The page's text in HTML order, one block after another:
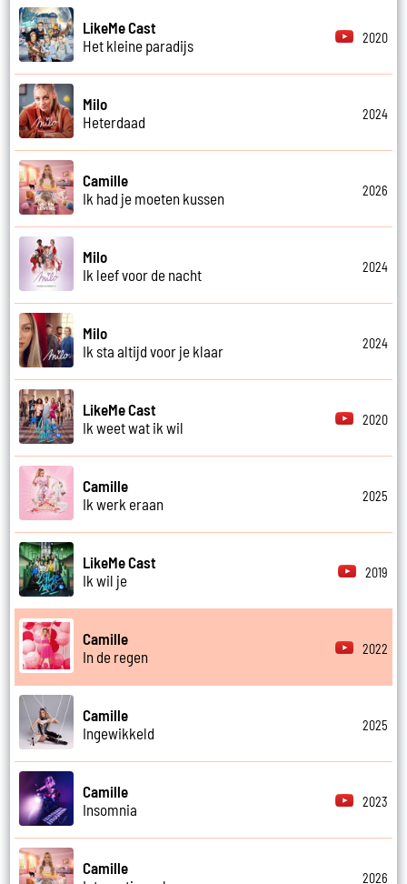
LikeMe Cast
Het kleine paradijs
2020
Milo
Heterdaad
2024
Camille
Ik had je moeten kussen
2026
Milo
Ik leef voor de nacht
2024
Milo
Ik sta altijd voor je klaar
2024
LikeMe Cast
Ik weet wat ik wil
2020
Camille
Ik werk eraan
2025
LikeMe Cast
Ik wil je
2019
Camille
In de regen
2022
Camille
Ingewikkeld
2025
Camille
Insomnia
2023
Camille
2026